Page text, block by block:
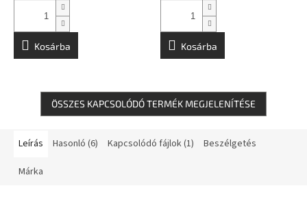
Kosárba Kosárba
ÖSSZES KAPCSOLÓDÓ TERMÉK MEGJELENÍTÉSE
Leírás Hasonló (6) Kapcsolódó fájlok (1) Beszélgetés
Márka